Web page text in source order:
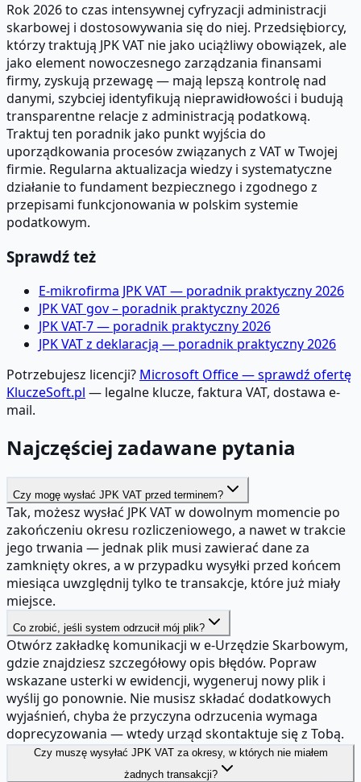
Rok 2026 to czas intensywnej cyfryzacji administracji
skarbowej i dostosowywania się do niej. Przedsiębiorcy,
którzy traktują JPK VAT nie jako uciążliwy obowiązek, ale
jako element nowoczesnego zarządzania finansami
firmy, zyskują przewagę — mają lepszą kontrolę nad
danymi, szybciej identyfikują nieprawidłowości i budują
transparentne relacje z administracją podatkową.
Traktuj ten poradnik jako punkt wyjścia do
uporządkowania procesów związanych z VAT w Twojej
firmie. Regularna aktualizacja wiedzy i systematyczne
działanie to fundament bezpiecznego i zgodnego z
przepisami funkcjonowania w polskim systemie
podatkowym.
Sprawdź też
E-mikrofirma JPK VAT — poradnik praktyczny 2026
JPK VAT gov – poradnik praktyczny 2026
JPK VAT-7 — poradnik praktyczny 2026
JPK VAT z deklaracją — poradnik praktyczny 2026
Potrzebujesz licencji? Microsoft Office — sprawdź ofertę
KluczeSoft.pl — legalne klucze, faktura VAT, dostawa e-
mail.
Najczęściej zadawane pytania
Czy mogę wysłać JPK VAT przed terminem?
Tak, możesz wysłać JPK VAT w dowolnym momencie po
zakończeniu okresu rozliczeniowego, a nawet w trakcie
jego trwania — jednak plik musi zawierać dane za
zamknięty okres, a w przypadku wysyłki przed końcem
miesiąca uwzględnij tylko te transakcje, które już miały
miejsce.
Co zrobić, jeśli system odrzucił mój plik?
Otwórz zakładkę komunikacji w e-Urzędzie Skarbowym,
gdzie znajdziesz szczegółowy opis błędów. Popraw
wskazane usterki w ewidencji, wygeneruj nowy plik i
wyślij go ponownie. Nie musisz składać dodatkowych
wyjaśnień, chyba że przyczyna odrzucenia wymaga
doprecyzowania — wtedy urząd skontaktuje się z Tobą.
Czy muszę wysyłać JPK VAT za okresy, w których nie miałem
żadnych transakcji?